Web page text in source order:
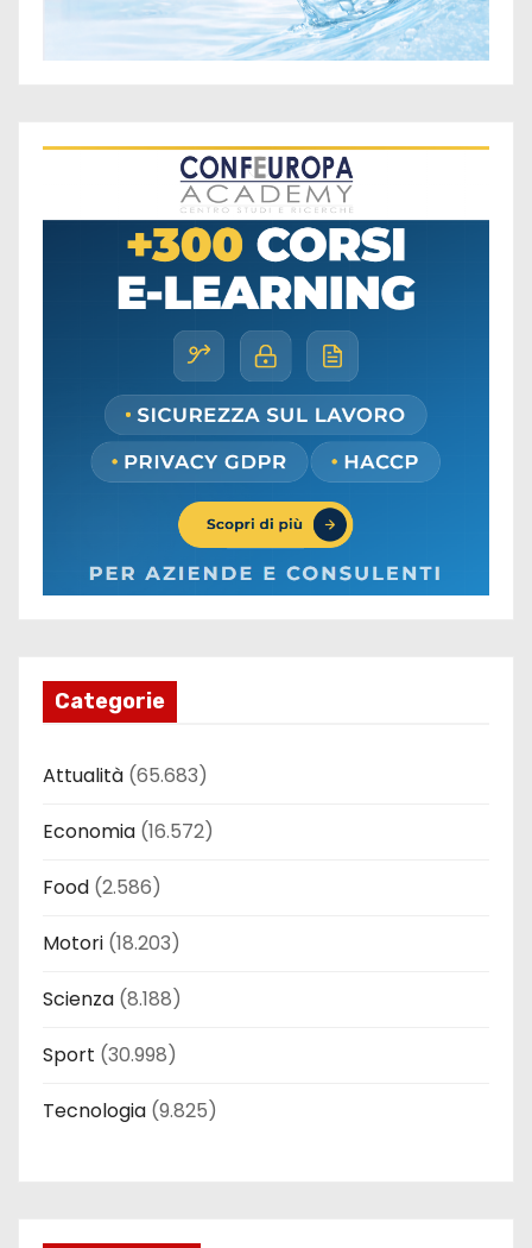
Categorie
Attualità (65.683)
Economia (16.572)
Food (2.586)
Motori (18.203)
Scienza (8.188)
Sport (30.998)
Tecnologia (9.825)